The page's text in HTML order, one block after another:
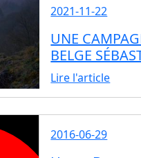
2021-11-22
UNE
BELGE
Lire l'article
2016-06-29